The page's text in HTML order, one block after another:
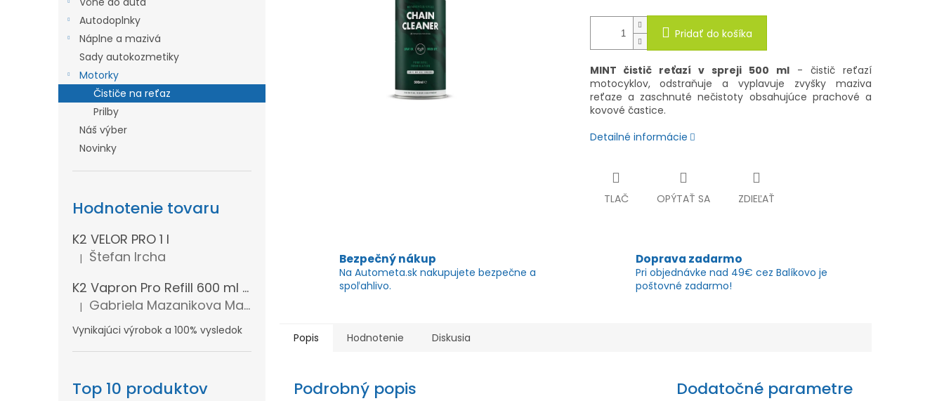
Autodoplnky
Náplne a mazivá
Sady autokozmetiky
Motorky
Čističe na reťaz
Prilby
Náš výber
Novinky
Hodnotenie tovaru
K2 VELOR PRO 1 l
Hodnotenie produktu je 5 z 5 hviezdičiek.
| Štefan Ircha
K2 Vapron Pro Refill 600 ml - Náhradná náplň
Hodnotenie produktu je 5 z 5 hviezdičiek.
| Gabriela Mazanikova Mazanikova
Vynikajúci výrobok a 100% vysledok
Top 10 produktov
Pridať do košíka
MINT čistič reťazí v spreji 500 ml - čistič reťazí
motocyklov, odstraňuje a vyplavuje zvyšky maziva
reťaze a zaschnuté nečistoty obsahujúce prachové a
kovové častice.
Detailné informácie
TLAČ OPÝTAŤ SA ZDIEĽAŤ
Bezpečný nákup
Na Autometa.sk nakupujete bezpečne a
spoľahlivo.
Doprava zadarmo
Pri objednávke nad 49€ cez Balíkovo je
poštovné zadarmo!
Popis Hodnotenie Diskusia
Podrobný popis Dodatočné parametre